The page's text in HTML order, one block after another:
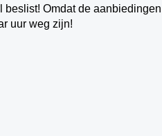
beslist! Omdat de aanbiedingen
uur weg zijn!